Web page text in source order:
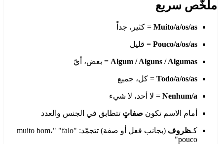
ملخّص سريع
Muito/a/os/as = كثير، جداً
Pouco/a/os/as = قليل
Algum / Alguns / Algumas = بعض، أيّ
Todo/a/os/as = كل، جميع
Nenhum/a = لا أحد، لا شيء
أمام الاسم تكون صفاتٍ تتطابق في الجنس والعدد
كـظروف
(بجانب فعل أو صفة) تتجمّد: "muito bom،" "falo
pouco"